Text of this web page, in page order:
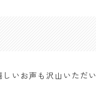
いお声も沢山いただい